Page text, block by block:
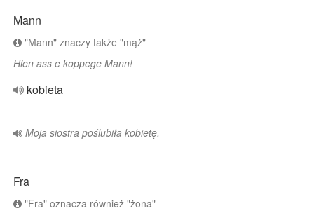
Mann
"Mann" znaczy także "mąż"
Hien ass e koppege Mann!
kobieta
Moja siostra poślubiła kobietę.
Fra
"Fra" oznacza również "żona"